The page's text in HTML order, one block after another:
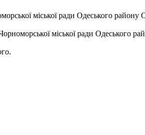
міської ради Одеського району
міської ради Одеського